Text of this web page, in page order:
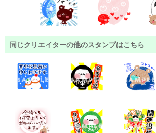
同じクリエイターの他のスタンプはこちら